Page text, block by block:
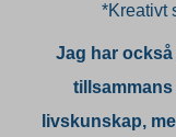
*Kreativt
Jag har
tillsammans
livskunskap,